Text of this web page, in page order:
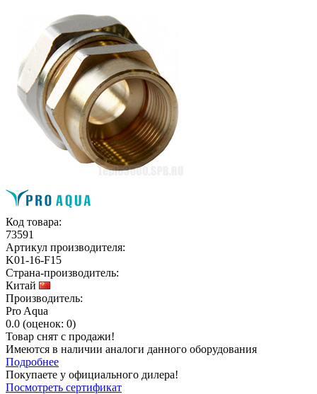
Код товара:
73591
Артикул производителя:
K01-16-F15
Страна-производитель:
Китай
Производитель:
Pro Aqua
0.0 (оценок: 0)
Товар снят с продажи!
Имеются в наличии аналоги данного оборудования
Подробнее
Покупаете у официального дилера!
Посмотреть сертификат